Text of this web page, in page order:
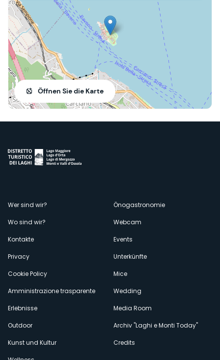
Öffnen Sie die Karte
Menù
secondario
Wer sind wir?
Wo sind wir?
Kontakte
Privacy
Cookie Policy
Amministrazione trasparente
Erlebnisse
Outdoor
Kunst und Kultur
Önogastronomie
Webcam
Events
Unterkünfte
Mice
Wedding
Media Room
Archiv "Laghi e Monti Today"
Credits